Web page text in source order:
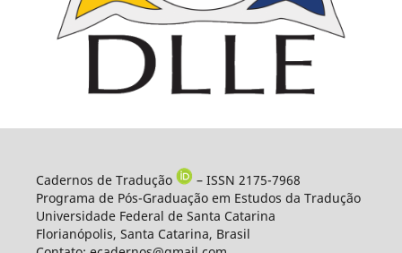
Cadernos de Tradução
– ISSN 2175-7968
Programa de Pós-Graduação em Estudos da Tradução
Universidade Federal de Santa Catarina
Florianópolis, Santa Catarina, Brasil